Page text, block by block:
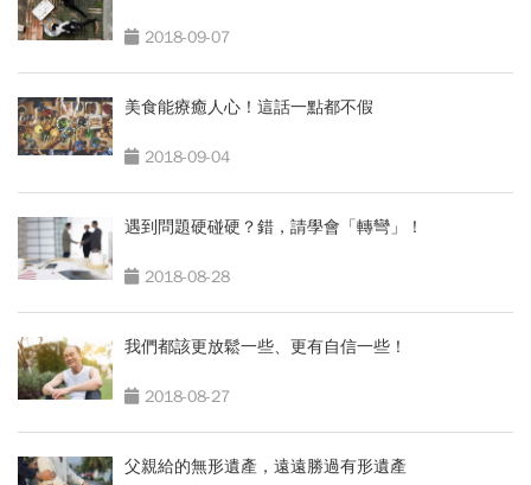
2018-09-07
美食能療癒人心！這話一點都不假
2018-09-04
遇到問題硬碰硬？錯，請學會「轉彎」！
2018-08-28
我們都該更放鬆一些、更有自信一些！
2018-08-27
父親給的無形遺產，遠遠勝過有形遺產